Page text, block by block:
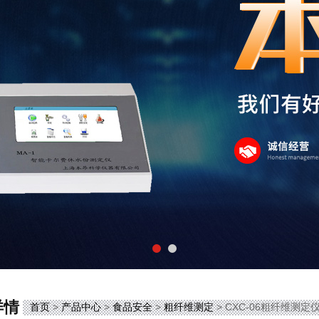
情 首页>产品中心>食品安全>粗纤维测定> CXC-06粗纤维测定